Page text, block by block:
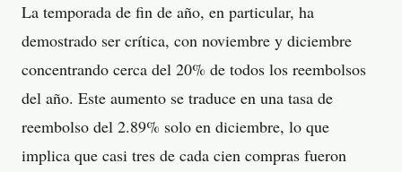
La temporada de fin de año, en particular, ha
demostrado ser crítica, con noviembre y diciembre
concentrando cerca del 20% de todos los reembolsos
del año. Este aumento se traduce en una tasa de
reembolso del 2.89% solo en diciembre, lo que
implica que casi tres de cada cien compras fueron